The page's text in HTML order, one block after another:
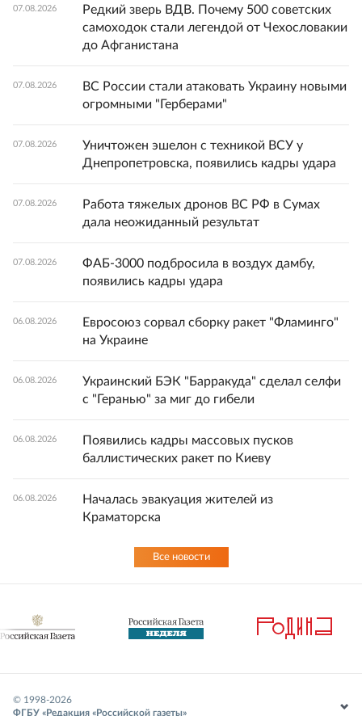
07.08.2026
Редкий зверь ВДВ. Почему 500 советских
самоходок стали легендой от Чехословакии
до Афганистана
07.08.2026
ВС России стали атаковать Украину новыми
огромными "Герберами"
07.08.2026
Уничтожен эшелон с техникой ВСУ у
Днепропетровска, появились кадры удара
07.08.2026
Работа тяжелых дронов ВС РФ в Сумах
дала неожиданный результат
07.08.2026
ФАБ-3000 подбросила в воздух дамбу,
появились кадры удара
06.08.2026
Евросоюз сорвал сборку ракет "Фламинго"
на Украине
06.08.2026
Украинский БЭК "Барракуда" сделал селфи
с "Геранью" за миг до гибели
06.08.2026
Появились кадры массовых пусков
баллистических ракет по Киеву
06.08.2026
Началась эвакуация жителей из
Краматорска
Все новости
© 1998-2026
ФГБУ «Редакция «Российской газеты»